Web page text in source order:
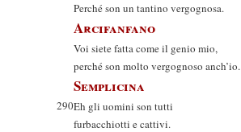
Perché son un tantino vergognosa.
Arcifanfano
Voi siete fatta come il genio mio,
perché son molto vergognoso anch’io.
Semplicina
290Eh gli uomini son tutti
furbacchiotti e cattivi.